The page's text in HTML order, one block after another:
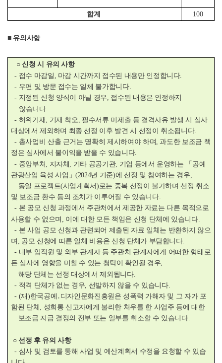
합계 100
■ 유의사항
○ 신청 시 유의 사항
- 접수 마감일, 마감 시간까지 접수된 내용만 인정합니다.
- 우편 및 방문 접수는 일체 불가합니다.
- 지정된 신청 양식이 아닐 경우, 접수된 내용은 인정하지
않습니다.
- 허위기재, 기재 착오, 필수서류 미제출 등 결격사유 발생 시 심사
대상에서 제외하며 최종 선정 이후 발견 시 선정이 취소됩니다.
- 총사업비 산출 근거는 명확히 제시하여야 하며, 과도한 보조금 책
정은 심사에서 불이익을 받을 수 있습니다.
- 중앙부처, 지자체, 기타 공공기관, 기업 등에서 운영하는 「공예
관광산업 육성 사업」(2024년 기준)에 선정 및 참여하는 경우,
동일 프로젝트(사업계획서)로는 중복 선정이 불가하며 선정 취소
및 보조금 환수 등의 조치가 이루어질 수 있습니다.
- 본 공모 신청 과정에서 주관처에서 제공한 자료는 다른 목적으로
사용할 수 없으며, 이에 대한 모든 책임은 신청 단체에 있습니다.
- 본 사업 공모 신청과 관련되어 제출된 자료 일체는 반환하지 않으
며, 공모 신청에 따른 일체 비용은 신청 단체가 부담합니다.
- 내부 임직원 및 외부 관계자 등 주관처 관계자에게 어떠한 형태로
든 심사에 영향을 미칠 수 있는 청탁이 확인될 경우,
해당 단체는 선정 대상에서 제외됩니다.
- 적격 단체가 없는 경우, 선발하지 않을 수 있습니다.
- (재)한국공예․디자인문화진흥원은 성폭력 가해자 및 그 자가 포
함된 단체, 성희롱 신고자에게 불리한 처우를 한 사업주 등에 대한
보조금 지급 결정의 전부 또는 일부를 취소할 수 있습니다.
○ 선정 후 유의 사항
- 심사 및 검토를 통해 사업 및 예산계획서 수정을 요청할 수 있습